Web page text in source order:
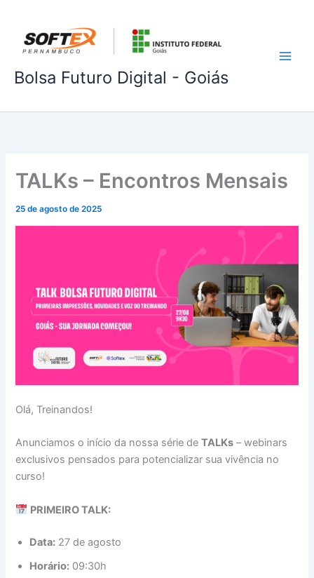
Bolsa Futuro Digital - Goiás
TALKs – Encontros Mensais
25 de agosto de 2025
Olá, Treinandos!
Anunciamos o início da nossa série deTALKs – webinars
exclusivos pensados para potencializar sua vivência no
curso!
PRIMEIRO TALK:
Data: 27 de agosto
Horário: 09:30h